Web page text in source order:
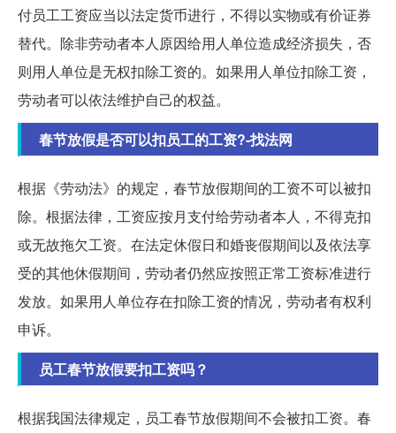
付员工工资应当以法定货币进行，不得以实物或有价证券
替代。除非劳动者本人原因给用人单位造成经济损失，否
则用人单位是无权扣除工资的。如果用人单位扣除工资，
劳动者可以依法维护自己的权益。
春节放假是否可以扣员工的工资?-找法网
根据《劳动法》的规定，春节放假期间的工资不可以被扣
除。根据法律，工资应按月支付给劳动者本人，不得克扣
或无故拖欠工资。在法定休假日和婚丧假期间以及依法享
受的其他休假期间，劳动者仍然应按照正常工资标准进行
发放。如果用人单位存在扣除工资的情况，劳动者有权利
申诉。
员工春节放假要扣工资吗？
根据我国法律规定，员工春节放假期间不会被扣工资。春